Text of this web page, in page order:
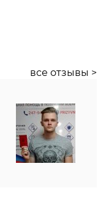
все отзывы >